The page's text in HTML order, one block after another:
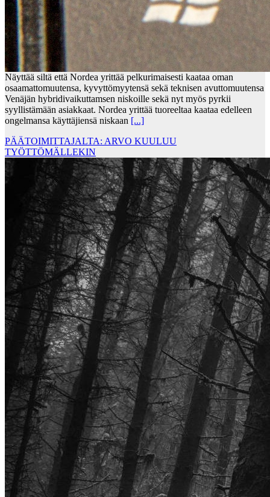
Näyttää siltä että Nordea yrittää pelkurimaisesti kaataa oman
osaamattomuutensa, kyvyttömyytensä sekä teknisen avuttomuutensa
Venäjän hybridivaikuttamsen niskoille sekä nyt myös pyrkii
syyllistämään asiakkaat. Nordea yrittää tuoreeltaa kaataa edelleen
ongelmansa käyttäjiensä niskaan [...]
PÄÄTOIMITTAJALTA: ARVO KUULUU
TYÖTTÖMÄLLEKIN